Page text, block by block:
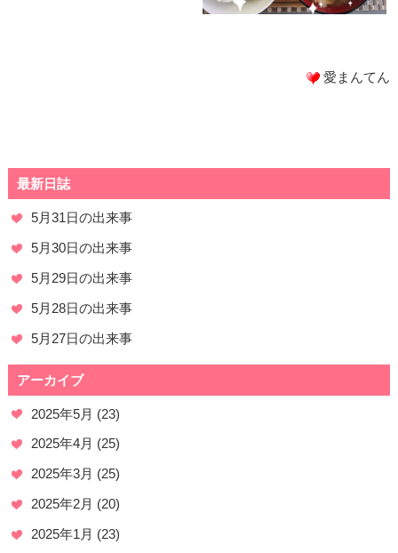
愛まんてん
最新日誌
5月31日の出来事
5月30日の出来事
5月29日の出来事
5月28日の出来事
5月27日の出来事
アーカイブ
2025年5月 (23)
2025年4月 (25)
2025年3月 (25)
2025年2月 (20)
2025年1月 (23)